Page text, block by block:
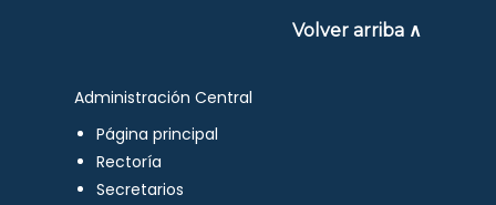
Volver arriba ∧
Administración Central
Página principal
Rectoría
Secretarios